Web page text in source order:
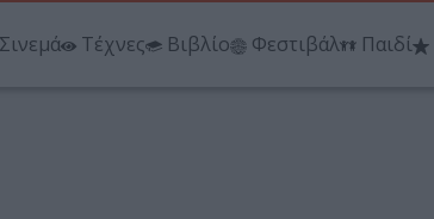
Σινεμά Τέχνες Βιβλίο Φεστιβάλ Παιδί